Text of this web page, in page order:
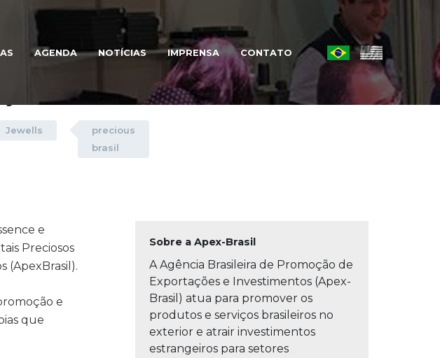
AGENDA NOTÍCIAS IMPRENSA CONTATO
do
setorial
Jewells
precious
brasil
e
Preciosos
(ApexBrasil).
e
que
Sobre a Apex-Brasil
A Agência Brasileira de Promoção de
Exportações e Investimentos (Apex-
Brasil) atua para promover os
produtos e serviços brasileiros no
exterior e atrair investimentos
estrangeiros para setores